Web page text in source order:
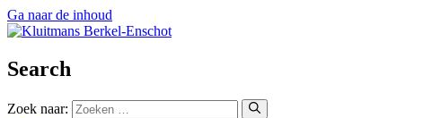
Ga naar de inhoud
Search
Zoek naar: